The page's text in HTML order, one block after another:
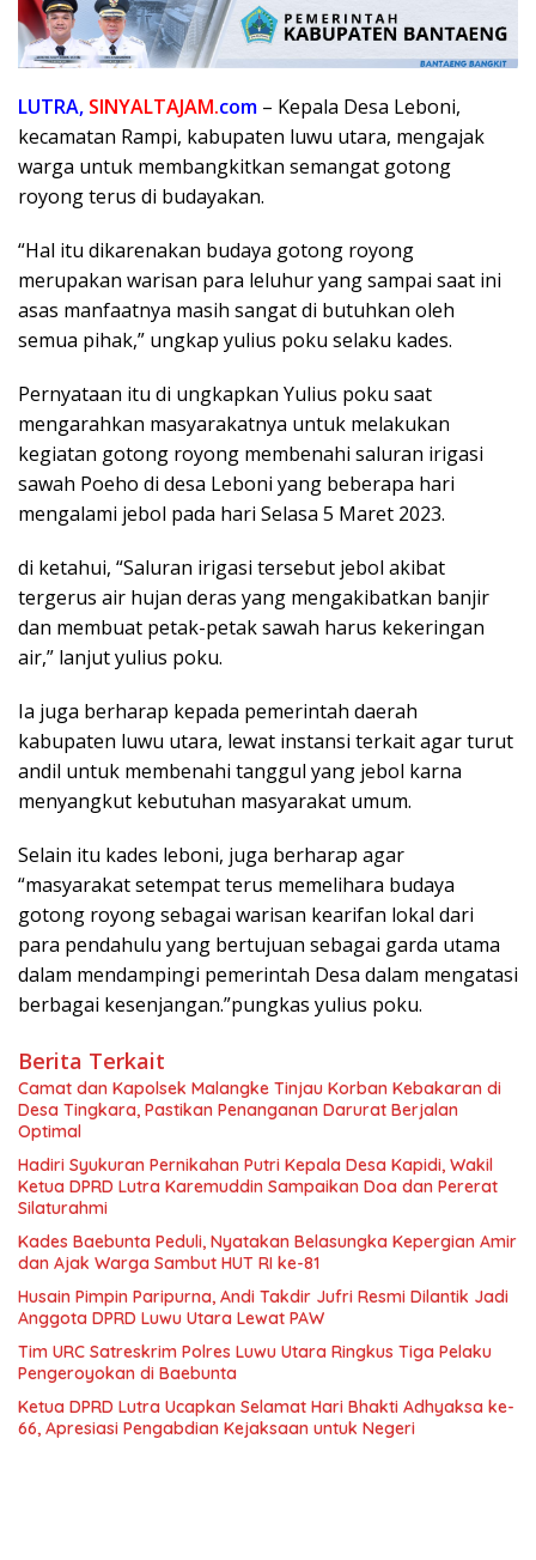
LUTRA, SINYALTAJAM.com – Kepala Desa Leboni,
kecamatan Rampi, kabupaten luwu utara, mengajak
warga untuk membangkitkan semangat gotong
royong terus di budayakan.
“Hal itu dikarenakan budaya gotong royong
merupakan warisan para leluhur yang sampai saat ini
asas manfaatnya masih sangat di butuhkan oleh
semua pihak,” ungkap yulius poku selaku kades.
Pernyataan itu di ungkapkan Yulius poku saat
mengarahkan masyarakatnya untuk melakukan
kegiatan gotong royong membenahi saluran irigasi
sawah Poeho di desa Leboni yang beberapa hari
mengalami jebol pada hari Selasa 5 Maret 2023.
di ketahui, “Saluran irigasi tersebut jebol akibat
tergerus air hujan deras yang mengakibatkan banjir
dan membuat petak-petak sawah harus kekeringan
air,” lanjut yulius poku.
Ia juga berharap kepada pemerintah daerah
kabupaten luwu utara, lewat instansi terkait agar turut
andil untuk membenahi tanggul yang jebol karna
menyangkut kebutuhan masyarakat umum.
Selain itu kades leboni, juga berharap agar
“masyarakat setempat terus memelihara budaya
gotong royong sebagai warisan kearifan lokal dari
para pendahulu yang bertujuan sebagai garda utama
dalam mendampingi pemerintah Desa dalam mengatasi
berbagai kesenjangan.”pungkas yulius poku.
Berita Terkait
Camat dan Kapolsek Malangke Tinjau Korban Kebakaran di
Desa Tingkara, Pastikan Penanganan Darurat Berjalan
Optimal
Hadiri Syukuran Pernikahan Putri Kepala Desa Kapidi, Wakil
Ketua DPRD Lutra Karemuddin Sampaikan Doa dan Pererat
Silaturahmi
Kades Baebunta Peduli, Nyatakan Belasungka Kepergian Amir
dan Ajak Warga Sambut HUT RI ke-81
Husain Pimpin Paripurna, Andi Takdir Jufri Resmi Dilantik Jadi
Anggota DPRD Luwu Utara Lewat PAW
Tim URC Satreskrim Polres Luwu Utara Ringkus Tiga Pelaku
Pengeroyokan di Baebunta
Ketua DPRD Lutra Ucapkan Selamat Hari Bhakti Adhyaksa ke-
66, Apresiasi Pengabdian Kejaksaan untuk Negeri